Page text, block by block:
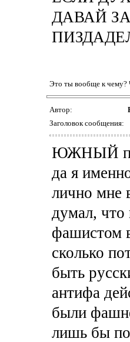
ДАВАЙ
Это ты вообще к чему?
Автор:
Заголовок сообщения:
ЮЖНЫЙ
да я
лично мне
думал,
фашистом
сколько
быть
антифа
были
лишь бы